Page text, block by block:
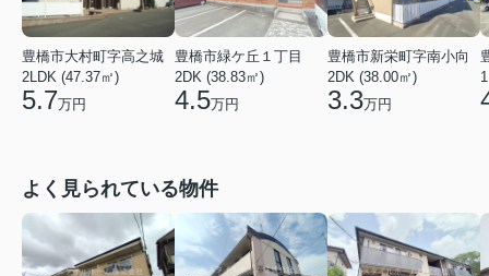
豊橋市大村町字高之城
2LDK (47.37㎡)
5.7万円
豊橋市緑ケ丘１丁目
2DK (38.83㎡)
4.5万円
豊橋市新栄町字南小向
2DK (38.00㎡)
3.3万円
よく見られている物件